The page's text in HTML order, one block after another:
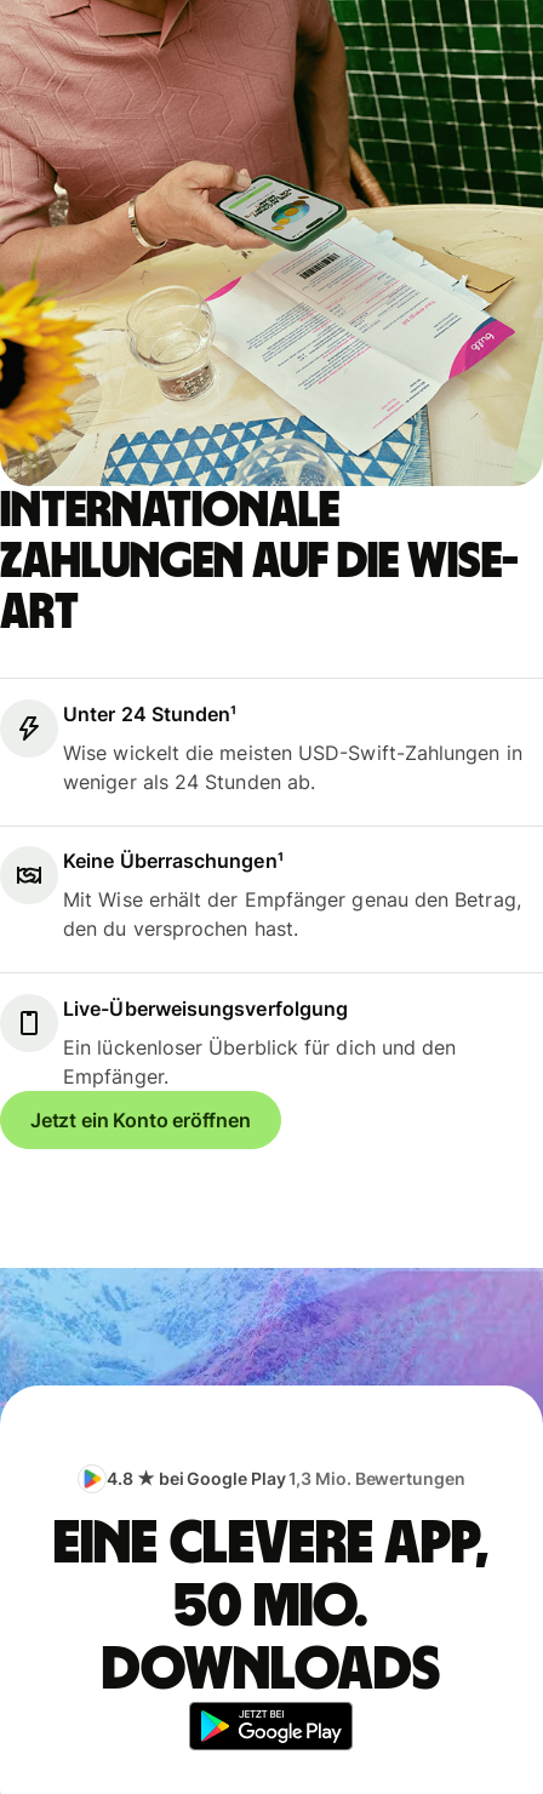
Internationale
Zahlungen auf die Wise-
Art
Unter 24 Stunden¹
Wise wickelt die meisten USD-Swift-Zahlungen in
weniger als 24 Stunden ab.
Keine Überraschungen¹
Mit Wise erhält der Empfänger genau den Betrag,
den du versprochen hast.
Live-Überweisungsverfolgung
Ein lückenloser Überblick für dich und den
Empfänger.
Jetzt ein Konto eröffnen
4.8 ★ bei Google Play1,3 Mio. Bewertungen
Eine clevere App,
50 Mio.
Downloads